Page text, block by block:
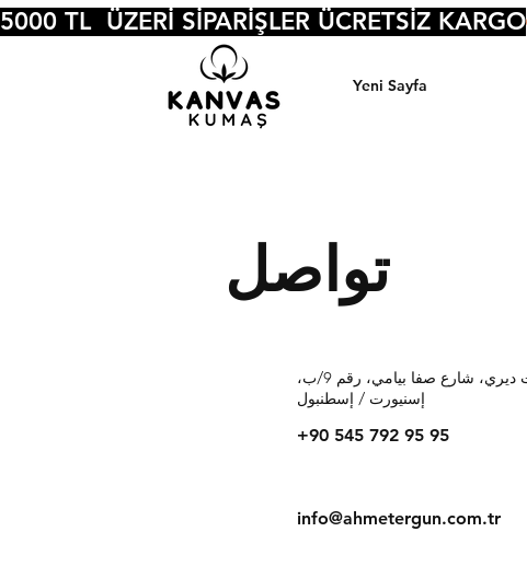
Yeni Sayfa
5000 TL  ÜZERİ SİPARİŞLER ÜCRETSİZ KARGO
تواصل
منطقة سعديت ديري، شارع صفا بيامي، رقم 9/ب،
إسنيورت / إسطنبول
+90 545 792 95 95
info@ahmetergun.com.tr